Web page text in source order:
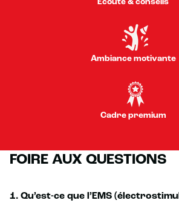
Écoute & conseils
Ambiance motivante
Cadre premium
FOIRE AUX QUESTIONS
1. Qu’est-ce que l’EMS